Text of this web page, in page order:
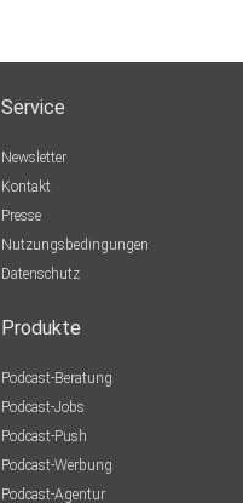
Service
Newsletter
Kontakt
Presse
Nutzungsbedingungen
Datenschutz
Produkte
Podcast-Beratung
Podcast-Jobs
Podcast-Push
Podcast-Werbung
Podcast-Agentur